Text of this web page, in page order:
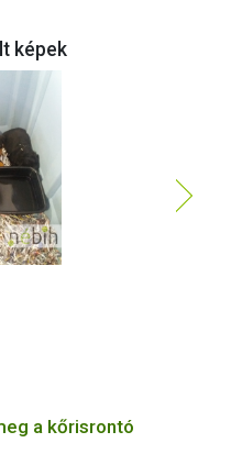
képek
a kőrisrontó